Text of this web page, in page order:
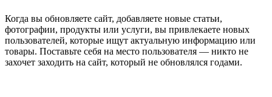
Когда вы обновляете сайт, добавляете новые статьи,
фотографии, продукты или услуги, вы привлекаете новых
пользователей, которые ищут актуальную информацию или
товары. Поставьте себя на место пользователя — никто не
захочет заходить на сайт, который не обновлялся годами.